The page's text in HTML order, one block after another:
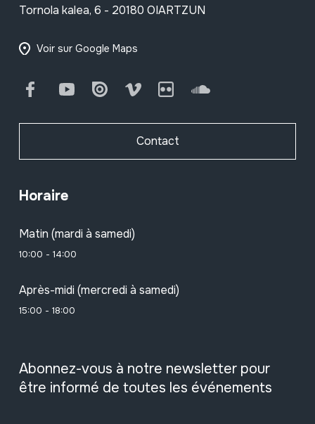
Tornola kalea, 6 - 20180 OIARTZUN
Voir sur Google Maps
FacebookYoutube Issuu Vimeo Flickr SoundCloud
Contact
Horaire
Matin (mardi à samedi)
10:00 - 14:00
Après-midi (mercredi à samedi)
15:00 - 18:00
Abonnez-vous à notre newsletter pour
être informé de toutes les événements